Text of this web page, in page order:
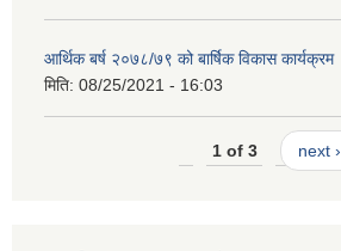
आर्थिक बर्ष २०७८/७९ को बार्षिक विकास कार्यक्रम
मिति: 08/25/2021 - 16:03
1 of 3 next ›